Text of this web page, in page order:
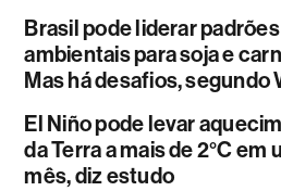
Brasil pode liderar padrões
ambientais para soja e
Mas há desafios, segundo
El Niño pode levar
da Terra a mais de 2°C em
mês, diz estudo